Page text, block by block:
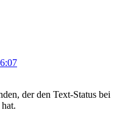
der den Text-Status bei